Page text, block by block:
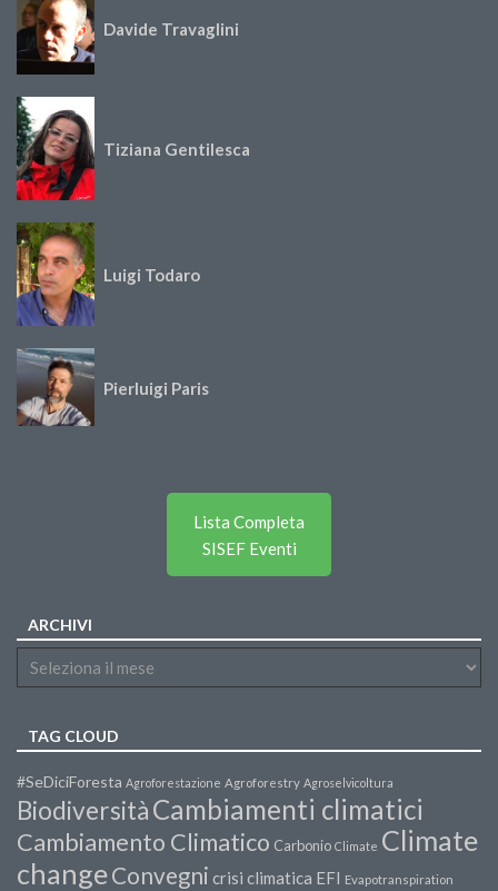
Davide Travaglini
Tiziana Gentilesca
Luigi Todaro
Pierluigi Paris
Lista Completa
SISEF Eventi
ARCHIVI
TAG CLOUD
#SeDiciForesta Agroforestazione Agroforestry Agroselvicoltura
BiodiversitàCambiamenti climatici
Cambiamento Climatico Carbonio Climate Climate
changeConvegni crisi climatica EFI Evapotranspiration